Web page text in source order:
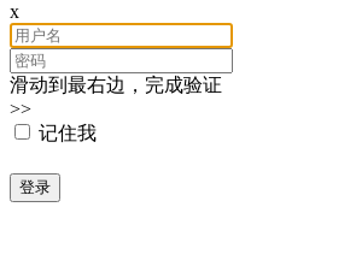
x
滑动到最右边，完成验证
>>
记住我
登录